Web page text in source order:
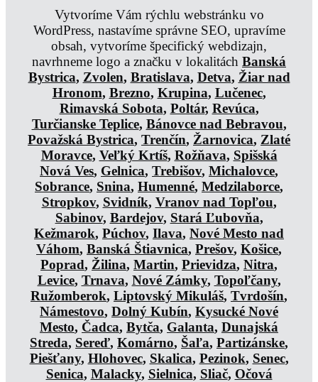
Vytvoríme Vám rýchlu webstránku vo
WordPress, nastavíme správne SEO, upravíme
obsah, vytvoríme špecifický webdizajn,
navrhneme logo a značku v lokalitách Banská
Bystrica, Zvolen, Bratislava, Detva, Žiar nad
Hronom, Brezno, Krupina, Lučenec,
Rimavská Sobota, Poltár, Revúca,
Turčianske Teplice, Bánovce nad Bebravou,
Považská Bystrica, Trenčín, Žarnovica, Zlaté
Moravce, Veľký Krtíš, Rožňava, Spišská
Nová Ves, Gelnica, Trebišov, Michalovce,
Sobrance, Snina, Humenné, Medzilaborce,
Stropkov, Svidník, Vranov nad Topľou,
Sabinov, Bardejov, Stará Ľubovňa,
Kežmarok, Púchov, Ilava, Nové Mesto nad
Váhom, Banská Štiavnica, Prešov, Košice,
Poprad, Žilina, Martin, Prievidza, Nitra,
Levice, Trnava, Nové Zámky, Topoľčany,
Ružomberok, Liptovský Mikuláš, Tvrdošín,
Námestovo, Dolný Kubín, Kysucké Nové
Mesto, Čadca, Bytča, Galanta, Dunajská
Streda, Sereď, Komárno, Šaľa, Partizánske,
Piešťany, Hlohovec, Skalica, Pezinok, Senec,
Senica, Malacky, Sielnica, Sliač, Očová